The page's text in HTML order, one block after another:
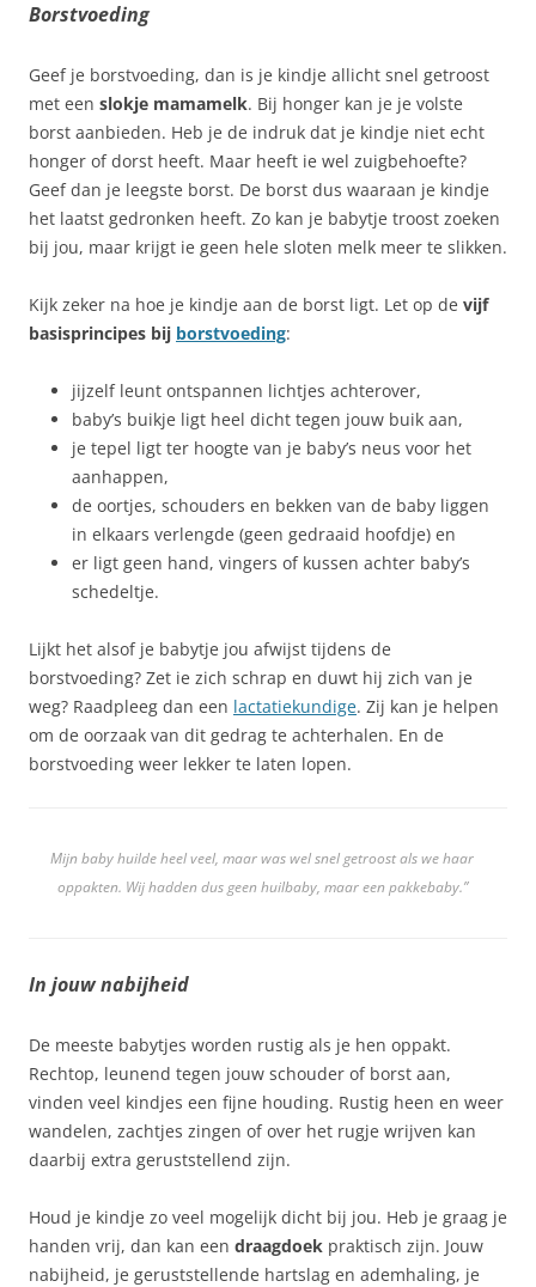
Borstvoeding
Geef je borstvoeding, dan is je kindje allicht snel getroost
met een slokje mamamelk. Bij honger kan je je volste
borst aanbieden. Heb je de indruk dat je kindje niet echt
honger of dorst heeft. Maar heeft ie wel zuigbehoefte?
Geef dan je leegste borst. De borst dus waaraan je kindje
het laatst gedronken heeft. Zo kan je babytje troost zoeken
bij jou, maar krijgt ie geen hele sloten melk meer te slikken.
Kijk zeker na hoe je kindje aan de borst ligt. Let op de vijf
basisprincipes bij borstvoeding:
jijzelf leunt ontspannen lichtjes achterover,
baby’s buikje ligt heel dicht tegen jouw buik aan,
je tepel ligt ter hoogte van je baby’s neus voor het
aanhappen,
de oortjes, schouders en bekken van de baby liggen
in elkaars verlengde (geen gedraaid hoofdje) en
er ligt geen hand, vingers of kussen achter baby’s
schedeltje.
Lijkt het alsof je babytje jou afwijst tijdens de
borstvoeding? Zet ie zich schrap en duwt hij zich van je
weg? Raadpleeg dan een lactatiekundige. Zij kan je helpen
om de oorzaak van dit gedrag te achterhalen. En de
borstvoeding weer lekker te laten lopen.
Mijn baby huilde heel veel, maar was wel snel getroost als we haar
oppakten. Wij hadden dus geen huilbaby, maar een pakkebaby.”
In jouw nabijheid
De meeste babytjes worden rustig als je hen oppakt.
Rechtop, leunend tegen jouw schouder of borst aan,
vinden veel kindjes een fijne houding. Rustig heen en weer
wandelen, zachtjes zingen of over het rugje wrijven kan
daarbij extra geruststellend zijn.
Houd je kindje zo veel mogelijk dicht bij jou. Heb je graag je
handen vrij, dan kan een draagdoek praktisch zijn. Jouw
nabijheid, je geruststellende hartslag en ademhaling, je